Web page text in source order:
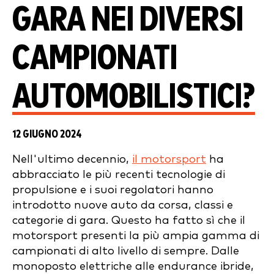
GARA NEI DIVERSI
CAMPIONATI
AUTOMOBILISTICI?
12 GIUGNO 2024
Nell'ultimo decennio, il motorsport ha
abbracciato le più recenti tecnologie di
propulsione e i suoi regolatori hanno
introdotto nuove auto da corsa, classi e
categorie di gara. Questo ha fatto sì che il
motorsport presenti la più ampia gamma di
campionati di alto livello di sempre. Dalle
monoposto elettriche alle endurance ibride,